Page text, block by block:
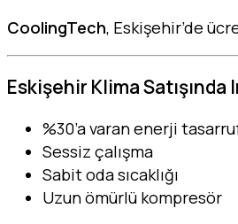
CoolingTech, Eskişehir’de
Eskişehir Klima
%30’a varan enerji
Sessiz çalışma
Sabit oda sıcaklığı
Uzun ömürlü kompresör